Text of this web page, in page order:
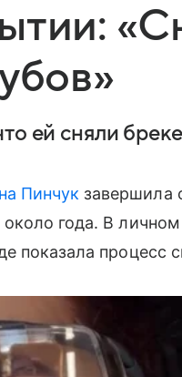
ей сняли
Пинчук завершила
года. В
показала процесс